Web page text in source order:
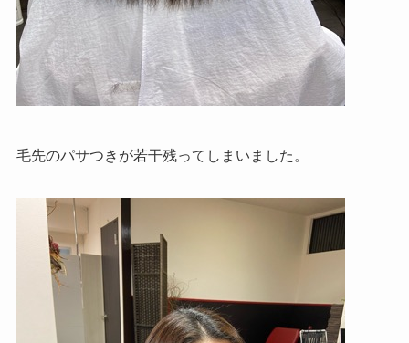
毛先のパサつきが若干残ってしまいました。